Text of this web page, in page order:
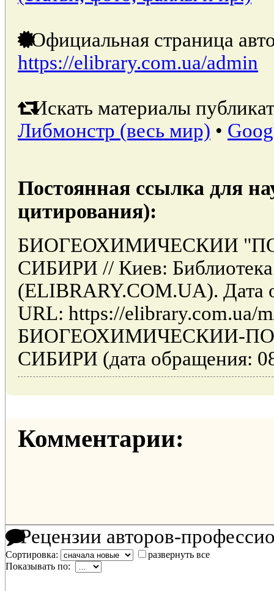
Официальная страница
https://elibrary.com.ua/admin
Искать материалы
Либмонстр (весь мир) •
Постоянная ссылка для
цитирования):
БИОГЕОХИМИЧЕСКИИ
СИБИРИ // Киев:
(ELIBRARY.COM.UA). Дата
URL: https://elibrary.com.ua/
БИОГЕОХИМИЧЕСКИИ-
СИБИРИ (дата обращения:
Комментарии:
Рецензии авторов-
Сортировка:
развернуть все
Показывать по: